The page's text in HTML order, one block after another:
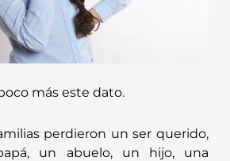
más este dato.
perdieron un ser querido,
un abuelo, un hijo, una